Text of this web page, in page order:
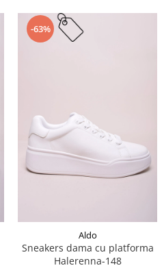
-63%
Aldo
Sneakers dama cu platforma
Halerenna-148